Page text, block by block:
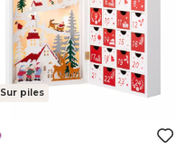
Sur piles